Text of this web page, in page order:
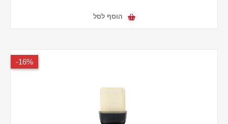
הוסף לסל
16%-